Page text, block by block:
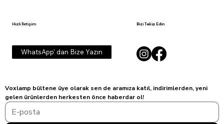
Hızlı İletişim
WhatsApp' dan Bize Yazın
Bizi Takip Edin
Voxlamp bültene üye olarak sen de aramıza katıl, indirimlerden, yeni
gelen ürünlerden herkesten önce haberdar ol!